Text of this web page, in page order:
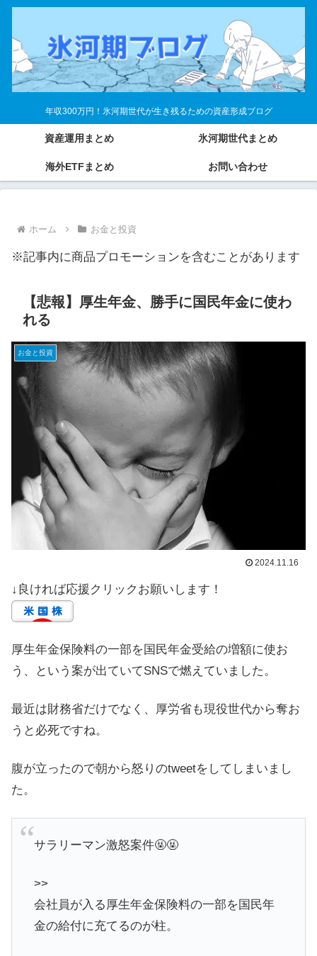
年収300万円！氷河期世代が生き残るための資産形成ブログ
資産運用まとめ 氷河期世代まとめ
海外ETFまとめ お問い合わせ
ホーム お金と投資
※記事内に商品プロモーションを含むことがあります
【悲報】厚生年金、勝手に国民年金に使わ
れる
お金と投資
2024.11.16
↓良ければ応援クリックお願いします！
厚生年金保険料の一部を国民年金受給の増額に使お
う、という案が出ていてSNSで燃えていました。
最近は財務省だけでなく、厚労省も現役世代から奪お
うと必死ですね。
腹が立ったので朝から怒りのtweetをしてしまいまし
た。
サラリーマン激怒案件🤬🤬
>>
会社員が入る厚生年金保険料の一部を国民年
金の給付に充てるのが柱。